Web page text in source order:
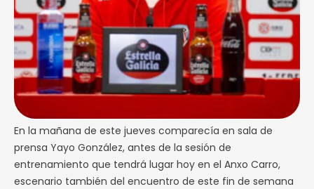
En la mañana de este jueves comparecía en sala de
prensa Yayo González, antes de la sesión de
entrenamiento que tendrá lugar hoy en el Anxo Carro,
escenario también del encuentro de este fin de semana